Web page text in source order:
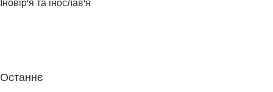
Іновір'я та інослав'я
Останнє